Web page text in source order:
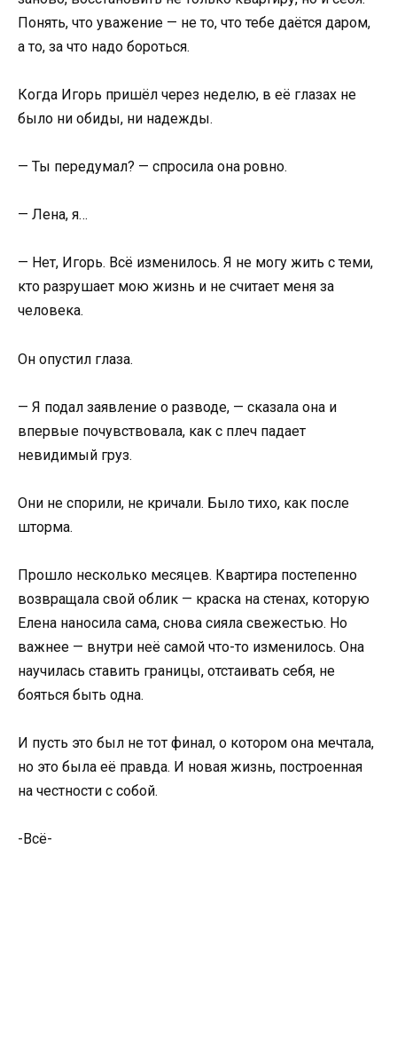
Понять, что уважение — не то, что тебе даётся даром,
а то, за что надо бороться.
Когда Игорь пришёл через неделю, в её глазах не
было ни обиды, ни надежды.
— Ты передумал? — спросила она ровно.
— Лена, я…
— Нет, Игорь. Всё изменилось. Я не могу жить с теми,
кто разрушает мою жизнь и не считает меня за
человека.
Он опустил глаза.
— Я подал заявление о разводе, — сказала она и
впервые почувствовала, как с плеч падает
невидимый груз.
Они не спорили, не кричали. Было тихо, как после
шторма.
Прошло несколько месяцев. Квартира постепенно
возвращала свой облик — краска на стенах, которую
Елена наносила сама, снова сияла свежестью. Но
важнее — внутри неё самой что-то изменилось. Она
научилась ставить границы, отстаивать себя, не
бояться быть одна.
И пусть это был не тот финал, о котором она мечтала,
но это была её правда. И новая жизнь, построенная
на честности с собой.
-Всё-